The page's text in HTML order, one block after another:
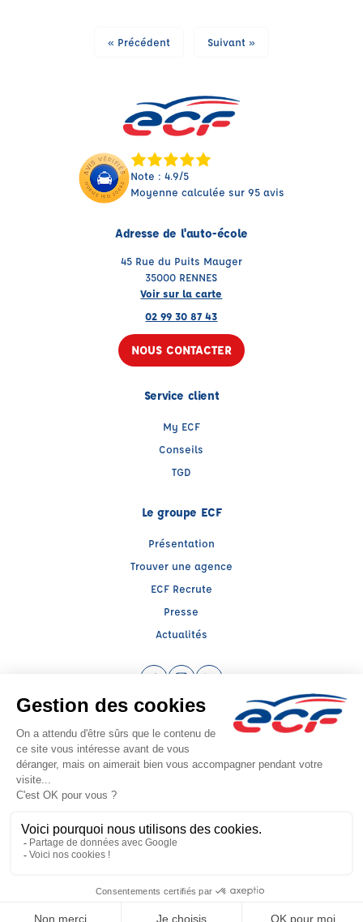
« Précédent Suivant »
Note : 4.9/5
Moyenne calculée sur 95 avis
Adresse de l'auto-école
45 Rue du Puits Mauger
35000 RENNES
Voir sur la carte
02 99 30 87 43
NOUS CONTACTER
Service client
My ECF
Conseils
TGD
Le groupe ECF
Présentation
Trouver une agence
ECF Recrute
Presse
Actualités
Facebook (nouvelle fenêtre)
Instagram (nouvelle fenêtre)
LinkedIn (nouvelle fenêtre)
Raison sociale : FC BREQUIGNY - Capital social: 7700€
SIREN: 432521664 - Numéro de TVA intracommunautaire: FR 78 432521664
Agrément n°E2503500020
Siège social : 6 PLACE ALBERT BAYET , RENNES (35200) - Représentant légal :